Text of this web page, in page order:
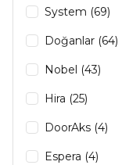
System (69)
Doğanlar (64)
Nobel (43)
Hira (25)
DoorAks (4)
Espera (4)